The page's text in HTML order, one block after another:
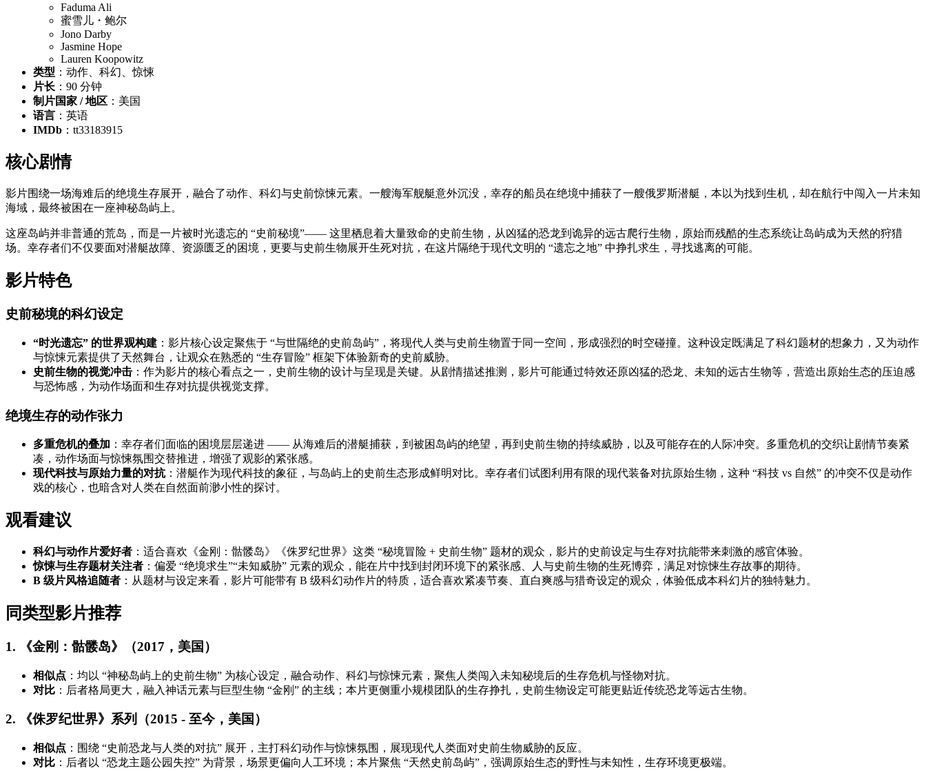
Faduma Ali
蜜雪儿・鲍尔
Jono Darby
Jasmine Hope
Lauren Koopowitz
类型 ：动作、科幻、惊悚
片长 ：90 分钟
制片国家 / 地区 ：美国
语言 ：英语
IMDb ：tt33183915
核心剧情
影片围绕一场海难后的绝境生存展开，融合了动作、科幻与史前惊悚元素。一艘海军舰艇意外沉没，幸存的船员在绝境中捕获了一艘俄罗斯潜艇，本以为找到生机，却在航行中闯入一片未知
海域，最终被困在一座神秘岛屿上。
这座岛屿并非普通的荒岛，而是一片被时光遗忘的 “史前秘境”—— 这里栖息着大量致命的史前生物，从凶猛的恐龙到诡异的远古爬行生物，原始而残酷的生态系统让岛屿成为天然的狩猎
场。幸存者们不仅要面对潜艇故障、资源匮乏的困境，更要与史前生物展开生死对抗，在这片隔绝于现代文明的 “遗忘之地” 中挣扎求生，寻找逃离的可能。
影片特色
史前秘境的科幻设定
“时光遗忘” 的世界观构建 ：影片核心设定聚焦于 “与世隔绝的史前岛屿”，将现代人类与史前生物置于同一空间，形成强烈的时空碰撞。这种设定既满足了科幻题材的想象力，又为动作
与惊悚元素提供了天然舞台，让观众在熟悉的 “生存冒险” 框架下体验新奇的史前威胁。
史前生物的视觉冲击 ：作为影片的核心看点之一，史前生物的设计与呈现是关键。从剧情描述推测，影片可能通过特效还原凶猛的恐龙、未知的远古生物等，营造出原始生态的压迫感
与恐怖感，为动作场面和生存对抗提供视觉支撑。
绝境生存的动作张力
多重危机的叠加 ：幸存者们面临的困境层层递进 —— 从海难后的潜艇捕获，到被困岛屿的绝望，再到史前生物的持续威胁，以及可能存在的人际冲突。多重危机的交织让剧情节奏紧
凑，动作场面与惊悚氛围交替推进，增强了观影的紧张感。
现代科技与原始力量的对抗：潜艇作为现代科技的象征，与岛屿上的史前生态形成鲜明对比。幸存者们试图利用有限的现代装备对抗原始生物，这种 “科技 vs 自然” 的冲突不仅是动作
戏的核心，也暗含对人类在自然面前渺小性的探讨。
观看建议
科幻与动作片爱好者 ：适合喜欢《金刚：骷髅岛》《侏罗纪世界》这类 “秘境冒险 + 史前生物” 题材的观众，影片的史前设定与生存对抗能带来刺激的感官体验。
惊悚与生存题材关注者 ：偏爱 “绝境求生”“未知威胁” 元素的观众，能在片中找到封闭环境下的紧张感、人与史前生物的生死博弈，满足对惊悚生存故事的期待。
B 级片风格追随者 ：从题材与设定来看，影片可能带有 B 级科幻动作片的特质，适合喜欢紧凑节奏、直白爽感与猎奇设定的观众，体验低成本科幻片的独特魅力。
同类型影片推荐
1. 《金刚：骷髅岛》（2017，美国）
相似点 ：均以 “神秘岛屿上的史前生物” 为核心设定，融合动作、科幻与惊悚元素，聚焦人类闯入未知秘境后的生存危机与怪物对抗。
对比 ：后者格局更大，融入神话元素与巨型生物 “金刚” 的主线；本片更侧重小规模团队的生存挣扎，史前生物设定可能更贴近传统恐龙等远古生物。
2. 《侏罗纪世界》系列（2015 - 至今，美国）
相似点 ：围绕 “史前恐龙与人类的对抗” 展开，主打科幻动作与惊悚氛围，展现现代人类面对史前生物威胁的反应。
对比 ：后者以 “恐龙主题公园失控” 为背景，场景更偏向人工环境；本片聚焦 “天然史前岛屿”，强调原始生态的野性与未知性，生存环境更极端。